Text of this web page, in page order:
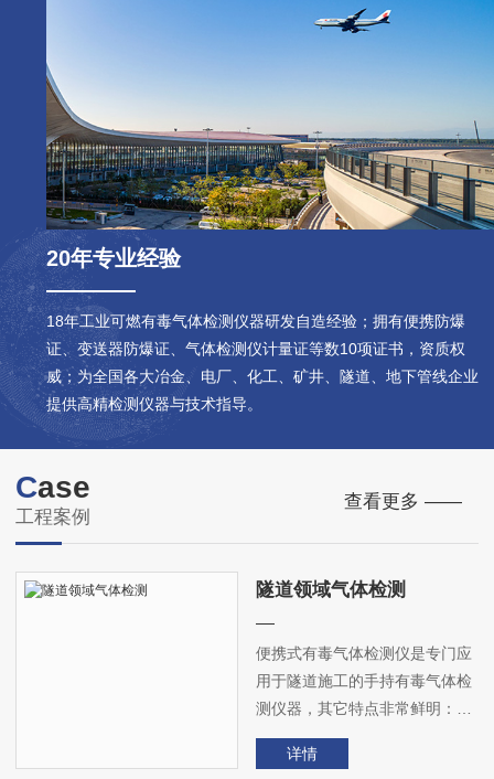
20年专业经验
18年工业可燃有毒气体检测仪器研发自造经验；拥有便携防爆
证、变送器防爆证、气体检测仪计量证等数10项证书，资质权
威；为全国各大冶金、电厂、化工、矿井、隧道、地下管线企业
提供高精检测仪器与技术指导。
Case
工程案例
查看更多 ——
隧道领域气体检测
便携式有毒气体检测仪是专门应
用于隧道施工的手持有毒气体检
测仪器，其它特点非常鲜明：检
测**灵敏、携带方便快捷、操作
简单易上手。是隧道施工人员安
详情